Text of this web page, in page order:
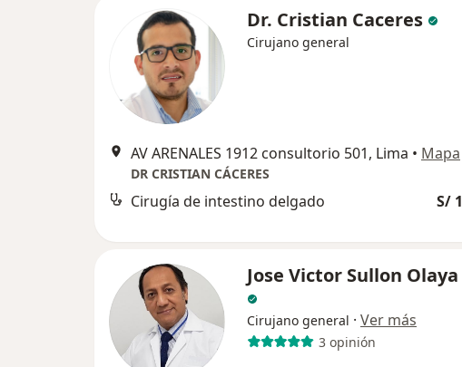
Dr. Cristian Caceres
Cirujano general
AV ARENALES 1912 consultorio 501, Lima • Mapa
DR CRISTIAN CÁCERES
Cirugía de intestino delgado S/ 1
Jose Victor Sullon Olaya
Cirujano general · Ver más
3 opinión